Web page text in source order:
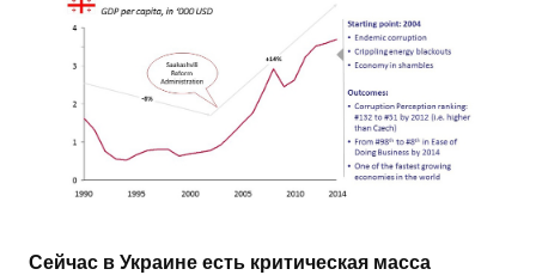
Сейчас в Украине есть критическая масса